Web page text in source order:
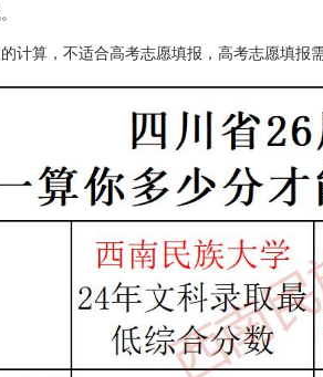
计算，不适合高考志愿填报，高考志愿填报